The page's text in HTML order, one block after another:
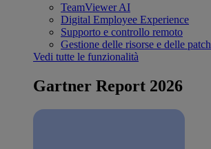
TeamViewer AI
Digital Employee Experience
Supporto e controllo remoto
Gestione delle risorse e delle patch
Vedi tutte le funzionalità
Gartner Report 2026